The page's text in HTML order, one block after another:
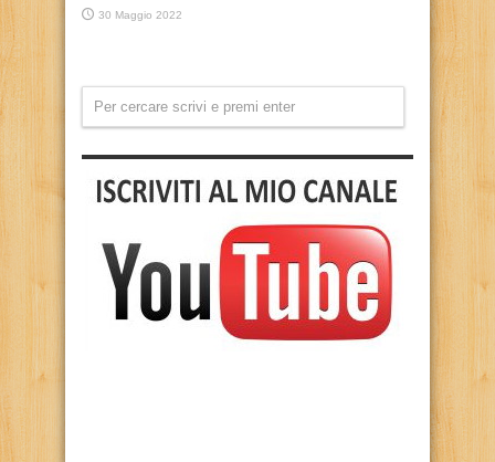
30 Maggio 2022